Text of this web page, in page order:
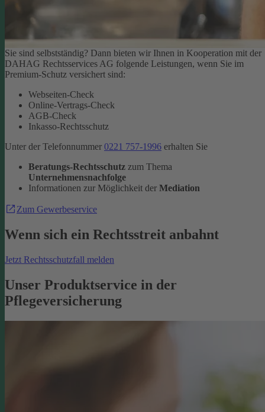
Sie sind selbstständig? Dann bieten wir Ihnen in Kooperation mit der
DAHAG Rechtsservices AG folgende Leistungen, wenn Sie im
Premium-Schutz versichert sind:
Webseiten-Check
Online-Vertrags-Check
AGB-Check
Inkasso-Rechtsschutz
Unter der Telefonnummer 0221 757-1996 erhalten Sie
Beratungs-Rechtsschutz zum Thema
Unternehmensnachfolge
Informationen zur Möglichkeit der Mediation
Zum Gewerbeservice
Wenn sich ein Rechtsstreit anbahnt
Jetzt Rechtsschutzfall melden
Unser Produktservice in der
Pflegeversicherung